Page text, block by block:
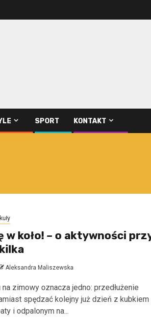
SPORT KONTAKT
w koło! – o aktywności
Aleksandra Maliszewska
zimowy oznacza jedno: przedłużenie
spędzać kolejny już dzień z kubkiem
i odpalonym na...